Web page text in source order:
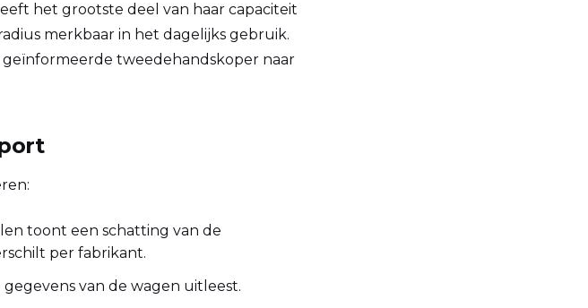
het grootste deel van haar capaciteit
merkbaar in het dagelijks gebruik.
tweedehandskoper naar
toont een schatting van de
per fabrikant.
gegevens van de wagen uitleest.